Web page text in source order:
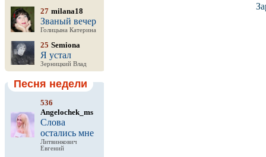
27 milana18
Званый вечер
Голицына Катерина
25 Semiona
Я устал
Зерницкий Влад
Песня недели
536
Angelochek_ms
Слова
остались мне
Литвинкович
Евгений